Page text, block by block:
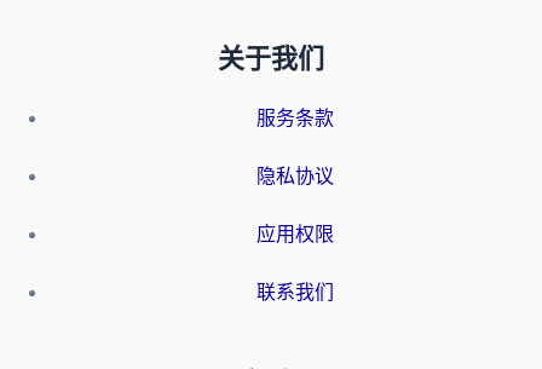
关于我们
服务条款
隐私协议
应用权限
联系我们